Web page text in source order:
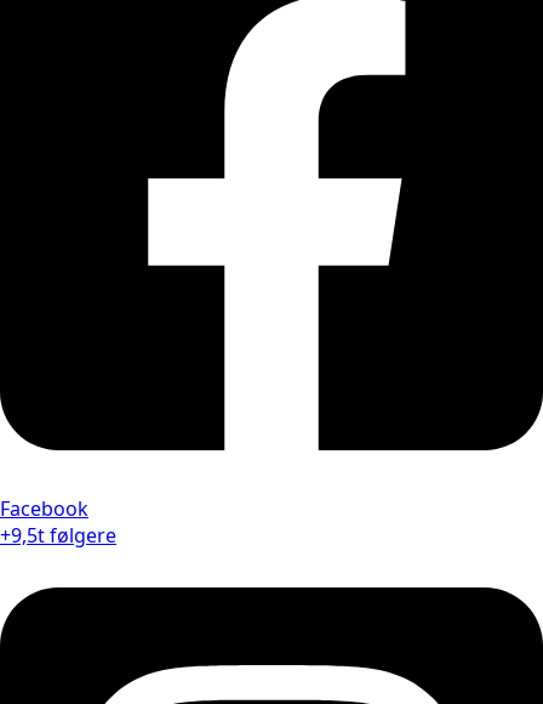
Facebook
+9,5t følgere